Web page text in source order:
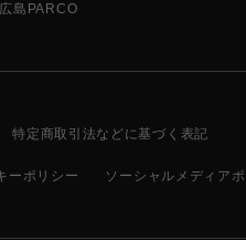
広島PARCO
特定商取引法などに基づく表記
ーポリシー ソーシャルメディア